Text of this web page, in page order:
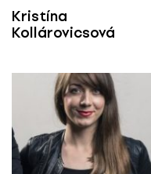
Kristína
Kollárovicsová